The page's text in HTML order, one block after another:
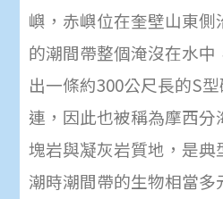
嶼，赤嶼位在奎壁山東側
的潮間帶整個淹沒在水
出一條約300公尺長的S
連，因此也被稱為摩西分
塊岩與凝灰岩質地，是
潮時潮間帶的生物相當多